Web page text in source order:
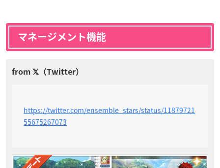
マネージメント機能
https://twitter.com/ensemble_stars/status/11879721
55675267073